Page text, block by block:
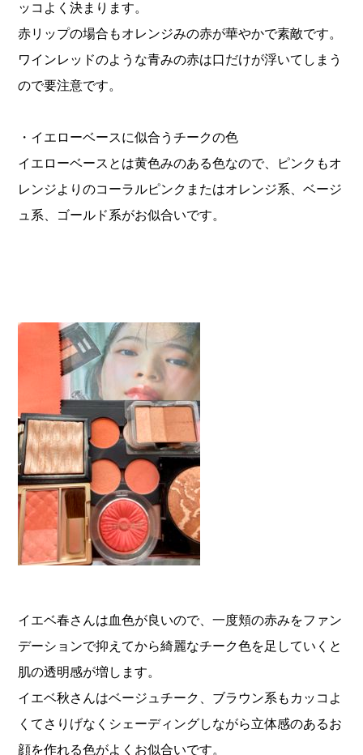
ッコよく決まります。
赤リップの場合もオレンジみの赤が華やかで素敵です。
ワインレッドのような青みの赤は口だけが浮いてしまう
ので要注意です。
・イエローベースに似合うチークの色
イエローベースとは黄色みのある色なので、ピンクもオ
レンジよりのコーラルピンクまたはオレンジ系、ベージ
ュ系、ゴールド系がお似合いです。
イエベ春さんは血色が良いので、一度頬の赤みをファン
デーションで抑えてから綺麗なチーク色を足していくと
肌の透明感が増します。
イエベ秋さんはベージュチーク、ブラウン系もカッコよ
くてさりげなくシェーディングしながら立体感のあるお
顔を作れる色がよくお似合いです。